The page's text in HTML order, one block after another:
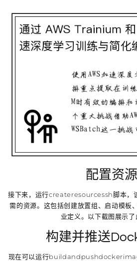
配置资源
接下来，运行createresourcessh脚本，
需的资源。这包括创建放置组、启动模板
业定义。以下截图展示了
构建并推送
现在可以运行